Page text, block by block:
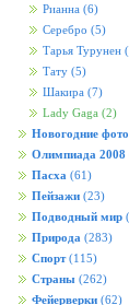
Рианна (6)
Серебро (5)
Тарья Турунен
Тату (5)
Шакира (7)
Lady Gaga (2)
Новогодние фото
Олимпиада 2008
Пасха (61)
Пейзажи (23)
Подводный мир
Природа (283)
Спорт (115)
Страны (262)
Фейерверки (62)